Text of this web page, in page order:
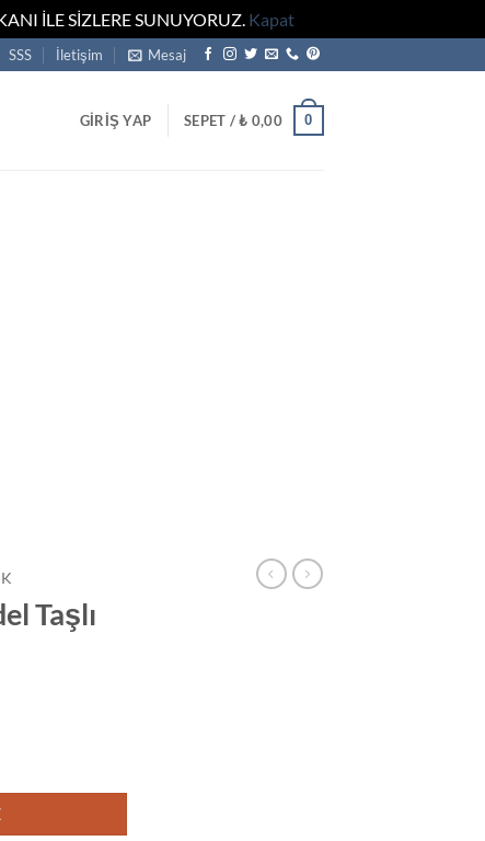
İLE SİZLERE SUNUYORUZ. Kapat
SSS İletişim Mesaj
GIRIŞ YAP SEPET /₺ 0,00 0
Taşlı